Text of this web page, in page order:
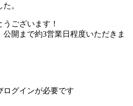
。
ございます！
開まで約3営業日程度いただきま
ログインが必要です